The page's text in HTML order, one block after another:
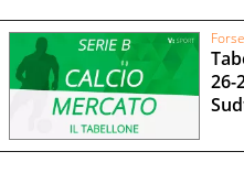
26-